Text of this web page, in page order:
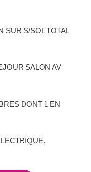
SUR S/SOL TOTAL
SALON AV
DONT 1 EN